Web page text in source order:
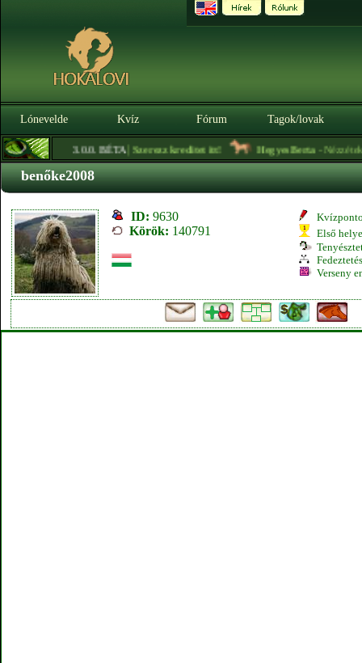
Lónevelde Kvíz Fórum Tagok/lovak
3.0.0. BÉTA|Szerezz kreditet itt! HegyesBerta- Nézzétek
benőke2008
ID: 9630
Körök: 140791
Első
Verseny